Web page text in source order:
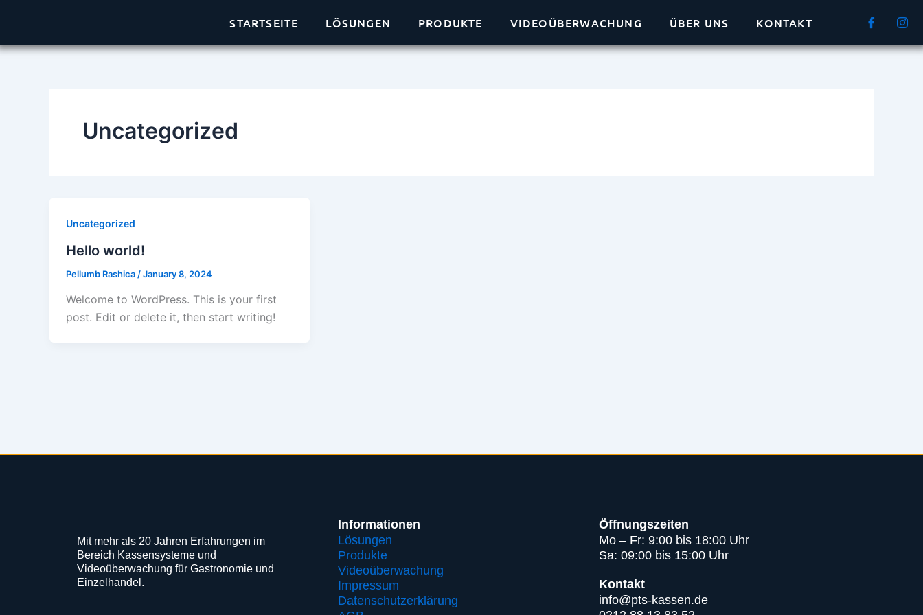
content
STARTSEITE LÖSUNGEN PRODUKTE VIDEOÜBERWACHUNG ÜBER UNS KONTAKT
Uncategorized
Uncategorized
Hello world!
Pellumb Rashica /January 8, 2024
Welcome to WordPress. This is your first
post. Edit or delete it, then start writing!
Mit mehr als 20 Jahren Erfahrungen im
Bereich Kassensysteme und
Videoüberwachung für Gastronomie und
Einzelhandel.
Informationen
Lösungen
Produkte
Videoüberwachung
Impressum
Datenschutzerklärung
Öffnungszeiten
Mo – Fr: 9:00 bis 18:00 Uhr
Sa: 09:00 bis 15:00 Uhr
Kontakt
info@pts-kassen.de